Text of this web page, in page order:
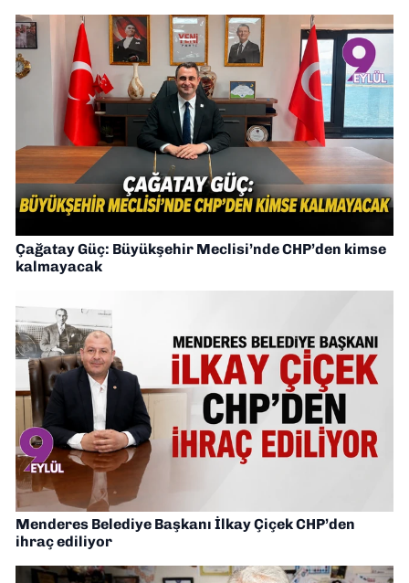
Çağatay Güç: Büyükşehir Meclisi’nde CHP’den kimse
kalmayacak
Menderes Belediye Başkanı İlkay Çiçek CHP’den
ihraç ediliyor